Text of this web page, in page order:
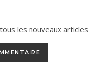
les nouveaux